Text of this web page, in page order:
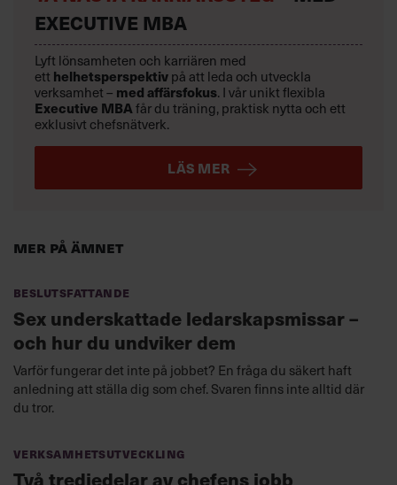
Mer på ämnet
Beslutsfattande
Sex underskattade ledarskapsmissar –
och hur du undviker dem
Varför fungerar det inte på jobbet? En fråga du säkert haft
anledning att ställa dig som chef. Svaren finns inte alltid där
du tror.
Verksamhetsutveckling
Två tredjedelar av chefens jobb
EXECUTIVE MBA
Lyft lönsamheten och karriären med
ett helhetsperspektivpå att leda och utveckla
verksamhet – med affärsfokus. I vår unikt flexibla
Executive MBAfår du träning, praktisk nytta och ett
exklusivt chefsnätverk.
LÄS MER